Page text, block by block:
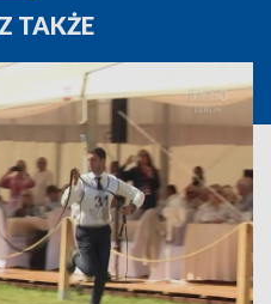
TAKŻE